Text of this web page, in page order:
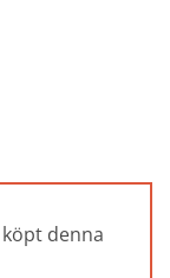
denna